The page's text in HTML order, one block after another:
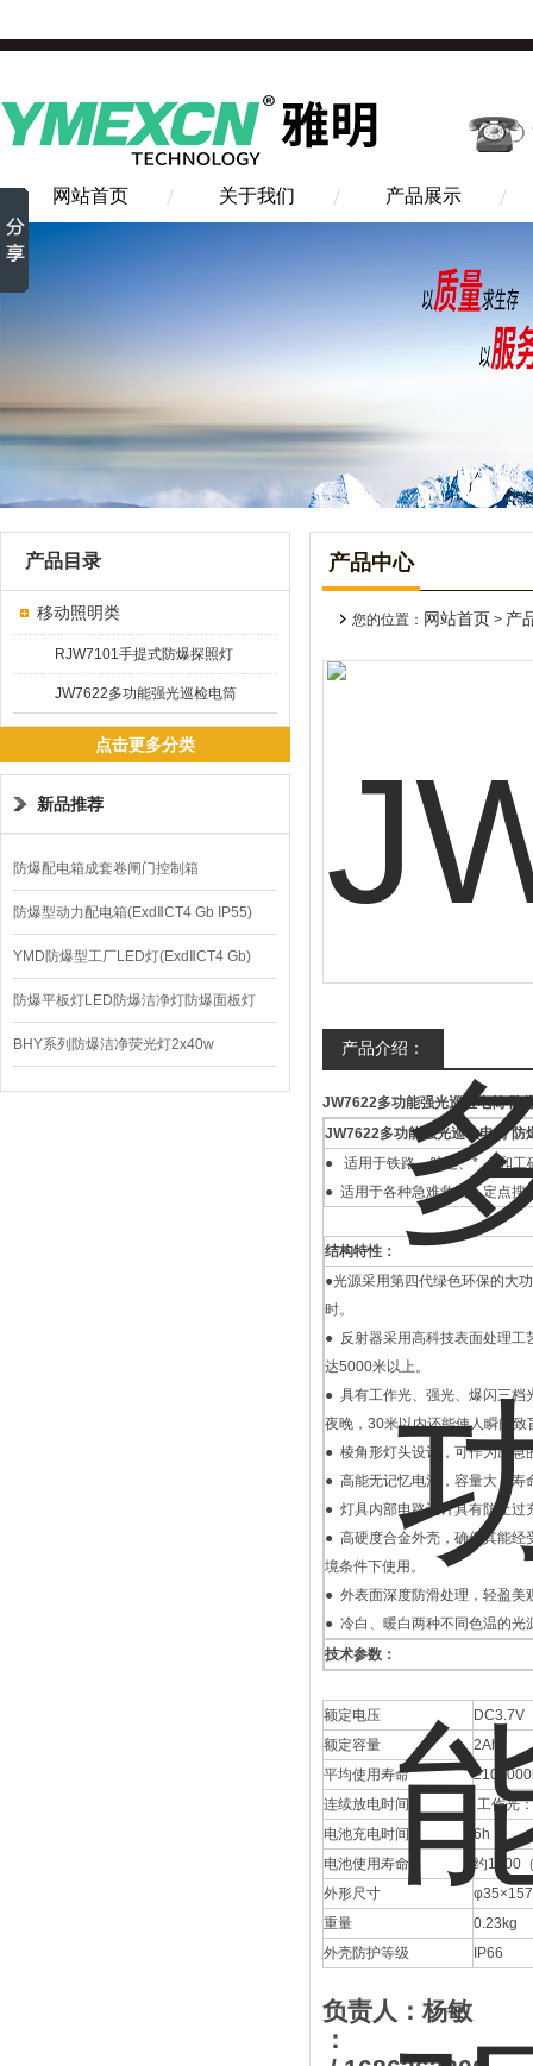
网站首页 关于我们 产品展示
产品目录
移动照明类
RJW7101手提式防爆探照灯
JW7622多功能强光巡检电筒
点击更多分类
新品推荐
防爆配电箱成套卷闸门控制箱
防爆型动力配电箱(ExdⅡCT4 Gb IP55)
YMD防爆型工厂LED灯(ExdⅡCT4 Gb)
220V/150W
防爆平板灯LED防爆洁净灯防爆面板灯
BHY系列防爆洁净荧光灯2x40w
产品中心
您的位置： 网站首页 > 产
产品介绍：
JW7622多功能强光巡检电筒 防
JW7622多功能强光巡检电筒 防
● 适用于铁路、航运、*、*和工
● 适用于各种急难救助、定点搜
结构特性：
●光源采用第四代绿色环保的大
时。
● 反射器采用高科技表面处理
达5000米以上。
● 具有工作光、强光、爆闪三档
夜晚，30米以内还能使人瞬间
● 棱角形灯头设计，可作为应急
● 高能无记忆电池，容量大，寿
● 灯具内部电路设计具有防止过
● 高硬度合金外壳，确保其能经
境条件下使用。
● 外表面深度防滑处理，轻盈美
● 冷白、暖白两种不同色温的光
技术参数：
额定电压
DC3.7V
额定容量
2Ah
平均使用寿命
连续放电时间
工作光
电池充电时间
6h
电池使用寿命
约1000
外形尺寸
重量
0.23kg
外壳防护等级
IP66
负责人：杨敏
：